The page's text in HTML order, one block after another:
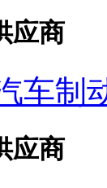
应商
车制
应商